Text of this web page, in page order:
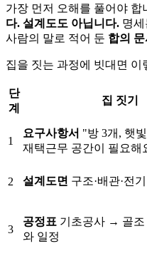
가장 먼저 오해를 풀어야 합
다. 설계도도 아닙니다. 명
사람의 말로 적어 둔 합의 문
집을 짓는 과정에 빗대면 이
단
계
집 짓기
1
요구사항서 "방 3개, 햇
재택근무 공간이 필요해
2 설계도면 구조·배관·전기
3
공정표 기초공사 → 골
와 일정